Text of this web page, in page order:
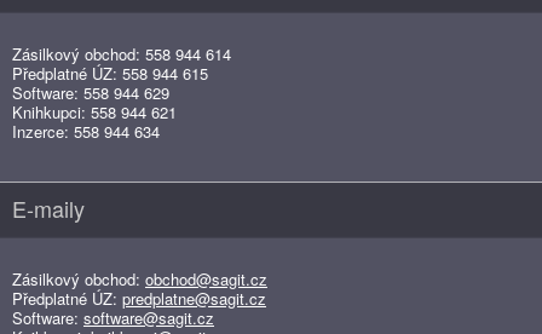
Zásilkový obchod: 558 944 614
Předplatné ÚZ: 558 944 615
Software: 558 944 629
Knihkupci: 558 944 621
Inzerce: 558 944 634
E-maily
Zásilkový obchod: obchod@sagit.cz
Předplatné ÚZ: predplatne@sagit.cz
Software: software@sagit.cz